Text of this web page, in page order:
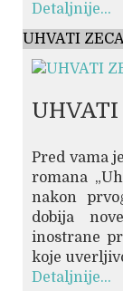
Detaljnije...
UHVATI
UHVATI
Pred vama
romana
nakon
dobija
inostrane
koje
Detaljnije...